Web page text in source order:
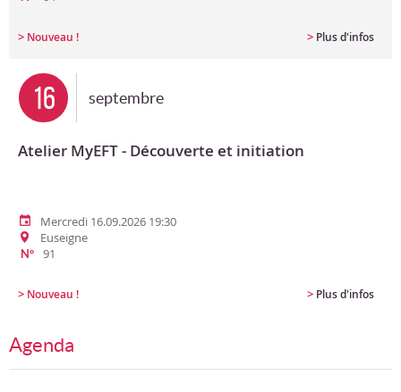
> Nouveau ! > Plus d'infos
16 septembre
Atelier MyEFT - Découverte et initiation
Mercredi 16.09.2026 19:30
Euseigne
N° 91
> Nouveau ! > Plus d'infos
Agenda